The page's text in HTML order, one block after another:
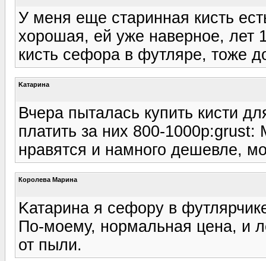
У меня еще старинная кисть
хорошая, ей уже наверное, лет
кисть сефора в футляре, тоже
Kатарина
Вчера пыталась купить кисти
платить за них 800-
нравятся и намного дешевле,
Королева Марина
Kатарина я сефору в
По-моему, нормальная цена, и
от пыли.